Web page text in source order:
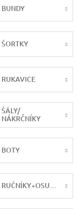
BUNDY
ŠORTKY
RUKAVICE
ŠÁLY/
NÁKRČNÍKY
BOTY
RUČNÍKY+OSUŠKY